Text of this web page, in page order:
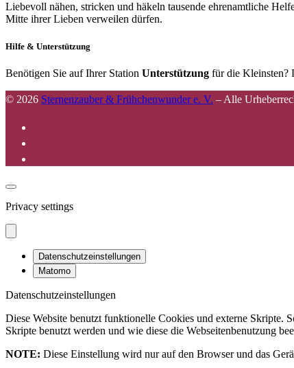
Liebevoll nähen, stricken und häkeln tausende ehrenamtliche
Mitte ihrer Lieben verweilen dürfen.
Hilfe & Unterstützung
Benötigen Sie auf Ihrer Station Unterstützung für die Kleinsten?
© 2026 Sternenzauber & Frühchenwunder e. V. – Alle
Privacy settings
Datenschutzeinstellungen
Matomo
Datenschutzeinstellungen
Diese Website benutzt funktionelle Cookies und externe Skripte.
Skripte benutzt werden und wie diese die Webseitenbenutzung
NOTE: Diese Einstellung wird nur auf den Browser und das